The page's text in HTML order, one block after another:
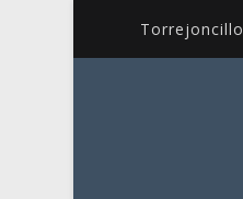
Torrejoncillo